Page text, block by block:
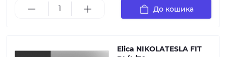
До кошика
Elica NIKOLATESLA FIT